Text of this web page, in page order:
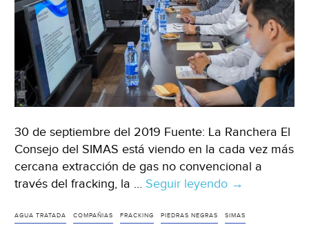
30 de septiembre del 2019 Fuente: La Ranchera El
Consejo del SIMAS está viendo en la cada vez más
cercana extracción de gas no convencional a
través del fracking, la … Seguir leyendo Coahuila:
venderse
→
AGUA TRATADA COMPAÑIAS FRACKING PIEDRAS NEGRAS SIMAS